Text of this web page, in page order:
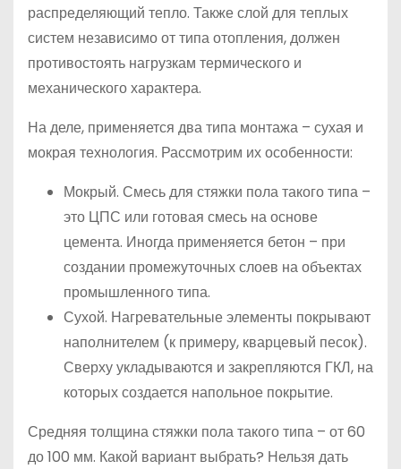
распределяющий тепло. Также слой для теплых
систем независимо от типа отопления, должен
противостоять нагрузкам термического и
механического характера.
На деле, применяется два типа монтажа – сухая и
мокрая технология. Рассмотрим их особенности:
Мокрый. Смесь для стяжки пола такого типа –
это ЦПС или готовая смесь на основе
цемента. Иногда применяется бетон – при
создании промежуточных слоев на объектах
промышленного типа.
Сухой. Нагревательные элементы покрывают
наполнителем (к примеру, кварцевый песок).
Сверху укладываются и закрепляются ГКЛ, на
которых создается напольное покрытие.
Средняя толщина стяжки пола такого типа – от 60
до 100 мм. Какой вариант выбрать? Нельзя дать